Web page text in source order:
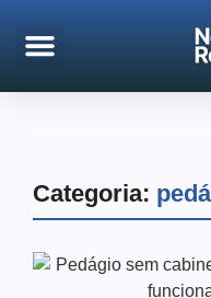
Categoria: